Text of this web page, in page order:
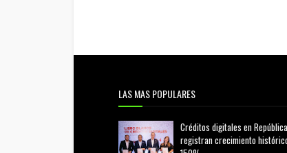
LAS MAS POPULARES
Créditos digitales en
registran crecimiento